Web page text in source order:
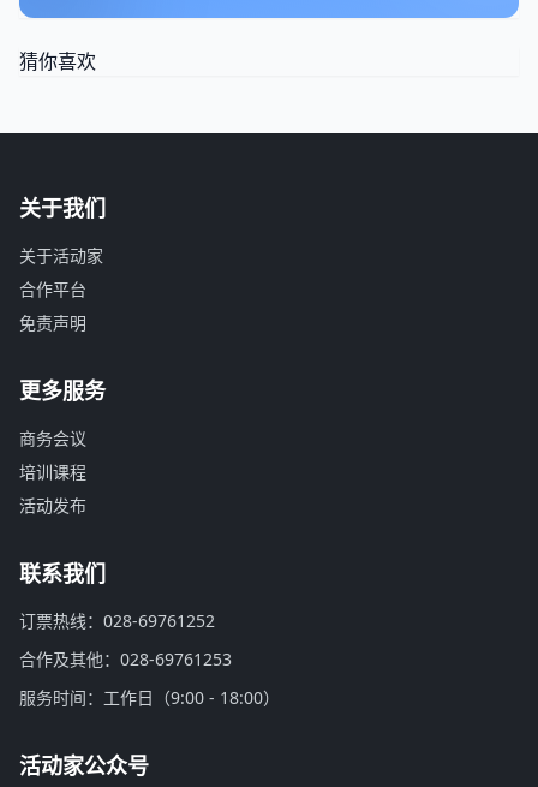
猜你喜欢
关于我们
关于活动家
合作平台
免责声明
更多服务
商务会议
培训课程
活动发布
联系我们
订票热线：028-69761252
合作及其他：028-69761253
服务时间：工作日（9:00 - 18:00）
活动家公众号